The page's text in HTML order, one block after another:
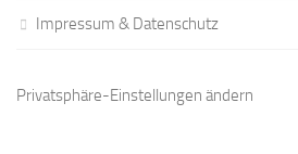
Impressum & Datenschutz
Privatsphäre-Einstellungen ändern